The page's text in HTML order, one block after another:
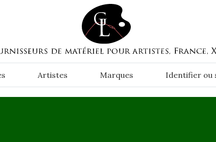
Artistes Marques Identifier ou